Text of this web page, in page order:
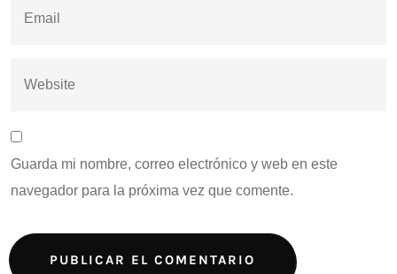
Guarda mi nombre, correo electrónico y web en este
navegador para la próxima vez que comente.